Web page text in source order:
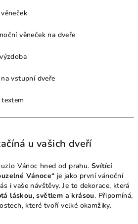
věneček na dveře
vstupní dveře
u vašich dveří
Vánoc hned od prahu. Svítící
Vánoce“ je jako první vánoční
i vaše návštěvy. Je to dekorace, která
láskou, světlem a krásou. Připomíná,
které tvoří velké okamžiky.